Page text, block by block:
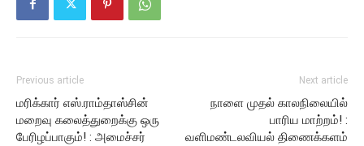
Previous article
மரிக்கார் எஸ்.ராம்தாஸ்சின்
மறைவு கலைத்துறைக்கு ஒரு
பேரிழப்பாகும்! : அமைச்சர்
Next article
நாளை முதல் காலநிலையில்
பாரிய மாற்றம்! :
வளிமண்டலவியல் திணைக்களம்